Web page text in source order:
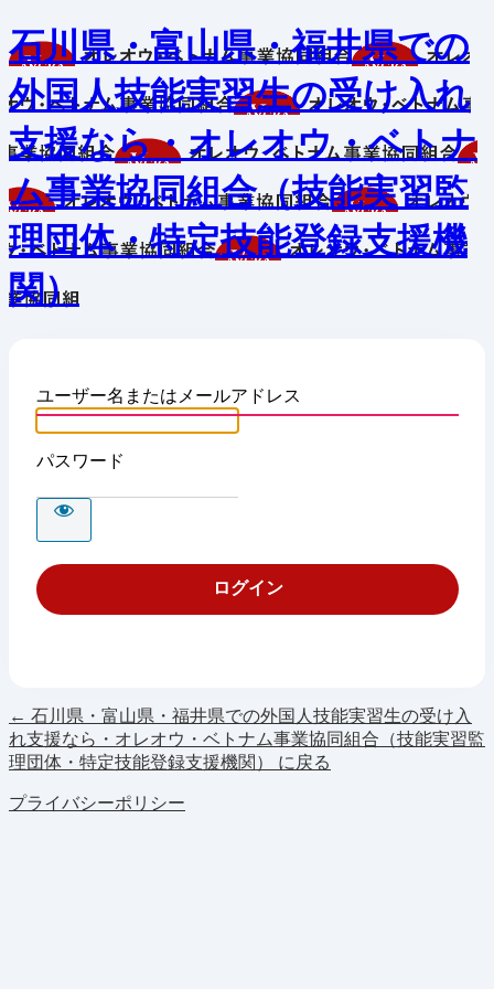
石川県・富山県・福井県での
外国人技能実習生の受け入れ
支援なら・オレオウ・ベトナ
ム事業協同組合（技能実習監
理団体・特定技能登録支援機
関）
ユーザー名またはメールアドレス
パスワード
← 石川県・富山県・福井県での外国人技能実習生の受け入
れ支援なら・オレオウ・ベトナム事業協同組合（技能実習監
理団体・特定技能登録支援機関） に戻る
プライバシーポリシー